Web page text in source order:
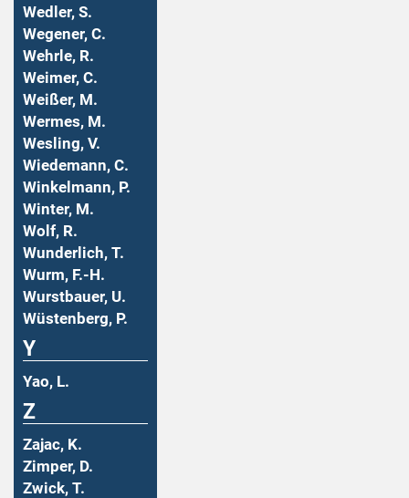
Wedler, S.
Wegener, C.
Wehrle, R.
Weimer, C.
Weißer, M.
Wermes, M.
Wesling, V.
Wiedemann, C.
Winkelmann, P.
Winter, M.
Wolf, R.
Wunderlich, T.
Wurm, F.-H.
Wurstbauer, U.
Wüstenberg, P.
Y
Yao, L.
Z
Zajac, K.
Zimper, D.
Zwick, T.